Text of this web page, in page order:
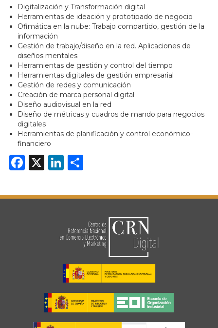
Digitalización y Transformación digital
Herramientas de ideación y prototipado de negocio
Ofimática en la nube: Trabajo compartido, gestión de la
información
Gestión de trabajo/diseño en la red. Aplicaciones de
diseños mentales
Herramientas de gestión y control del tiempo
Herramientas digitales de gestión empresarial
Gestión de redes y comunicación
Creación de marca personal digital
Diseño audiovisual en la red
Diseño de métricas y cuadros de mando para negocios
digitales
Herramientas de planificación y control económico-
financiero
Facebook
X LinkedIn